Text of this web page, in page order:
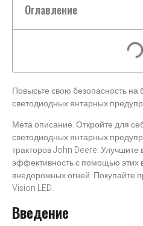
Оглавление
Повысьте свою безопасность
светодиодных янтарных
Мета описание: Откройте для
светодиодных янтарных
тракторов John Deere. Улучшите
эффективность с помощью этих
внедорожных огней. Покупайте
Vision LED.
Введение